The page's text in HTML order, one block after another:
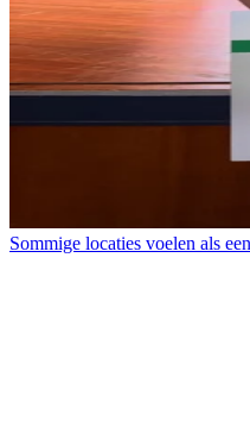
Sommige locaties voelen als